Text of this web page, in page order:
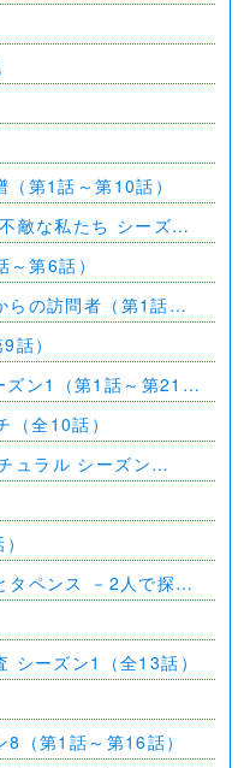
第1話～第10話）
敵な私たち シーズン
第6話）
らの訪問者（第1話～
話）
ン1（第1話～第21
全10話）
ュラル シーズン
タペンス －2人で探偵
シーズン1（全13話）
（第1話～第16話）